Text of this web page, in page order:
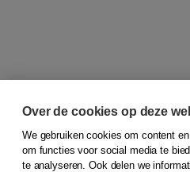
© 2026Koninklijke Boom uitgevers
Over de cookies op deze
We gebruiken cookies om content
om functies voor social media te
te analyseren. Ook delen we